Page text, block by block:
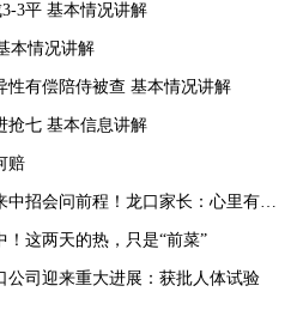
3平 基本情况讲解
本情况讲解
性有偿陪侍被查 基本情况讲解
抢七 基本信息讲解
赔
招会问前程！龙口家长：心里有底了
这两天的热，只是“前菜”
公司迎来重大进展：获批人体试验